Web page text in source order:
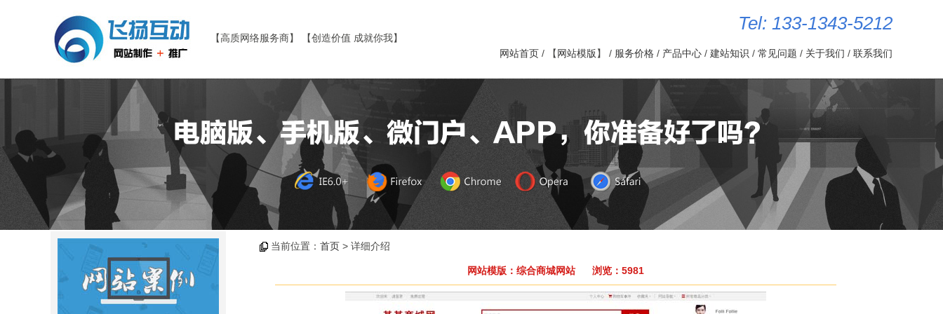
【高质网络服务商】 【创造价值 成就你我】
Tel: 133-1343-5212
网站首页 / 【网站模版】 / 服务价格 / 产品中心 / 建站知识 / 常见问题 / 关于我们 / 联系我们
当前位置： 首页 > 详细介绍
网站模版：综合商城网站 浏览：5981